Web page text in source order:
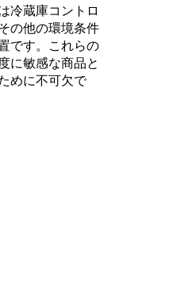
冷蔵庫コントロ
の他の環境条件
です。これらの
に敏感な商品と
めに不可欠で